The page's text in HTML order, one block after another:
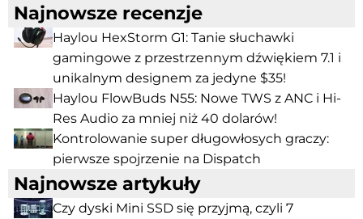
Najnowsze recenzje
Haylou HexStorm G1: Tanie słuchawki
gamingowe z przestrzennym dźwiękiem 7.1 i
unikalnym designem za jedyne $35!
Haylou FlowBuds N55: Nowe TWS z ANC i Hi-
Res Audio za mniej niż 40 dolarów!
Kontrolowanie super długowłosych graczy:
pierwsze spojrzenie na Dispatch
Najnowsze artykuły
Czy dyski Mini SSD się przyjmą, czyli 7